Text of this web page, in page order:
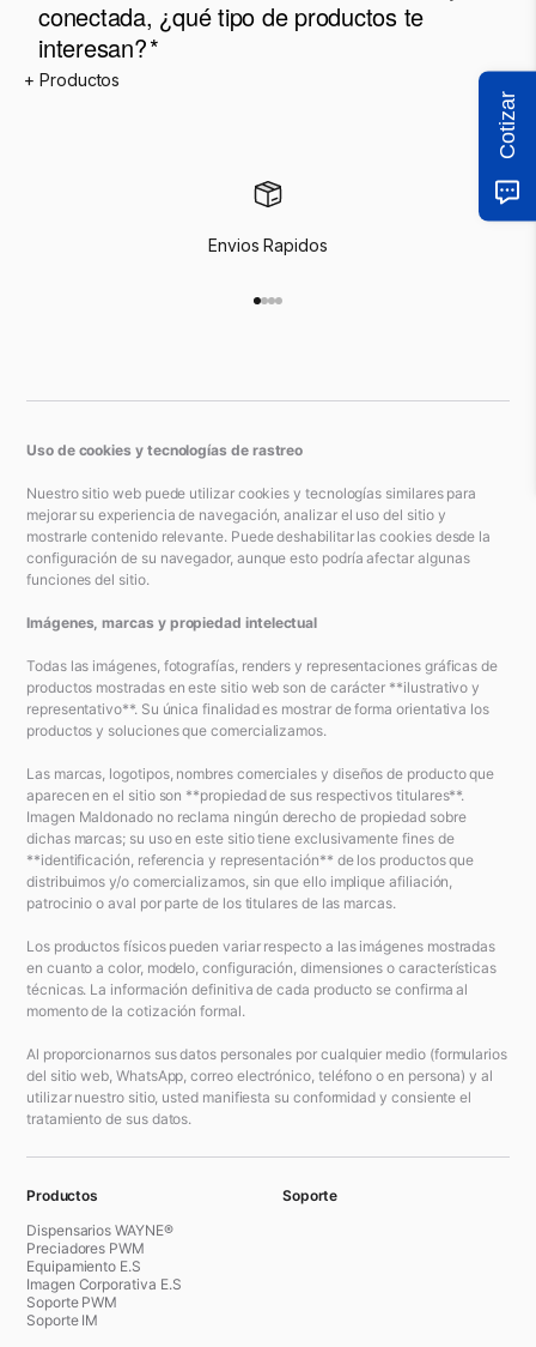
Envios Rapidos
Uso de cookies y tecnologías de rastreo
Nuestro sitio web puede utilizar cookies y tecnologías similares para
mejorar su experiencia de navegación, analizar el uso del sitio y
mostrarle contenido relevante. Puede deshabilitar las cookies desde la
configuración de su navegador, aunque esto podría afectar algunas
funciones del sitio.
Imágenes, marcas y propiedad intelectual
Todas las imágenes, fotografías, renders y representaciones gráficas de
productos mostradas en este sitio web son de carácter **ilustrativo y
representativo**. Su única finalidad es mostrar de forma orientativa los
productos y soluciones que comercializamos.
Las marcas, logotipos, nombres comerciales y diseños de producto que
aparecen en el sitio son **propiedad de sus respectivos titulares**.
Imagen Maldonado no reclama ningún derecho de propiedad sobre
dichas marcas; su uso en este sitio tiene exclusivamente fines de
**identificación, referencia y representación** de los productos que
distribuimos y/o comercializamos, sin que ello implique afiliación,
patrocinio o aval por parte de los titulares de las marcas.
Los productos físicos pueden variar respecto a las imágenes mostradas
en cuanto a color, modelo, configuración, dimensiones o características
técnicas. La información definitiva de cada producto se confirma al
momento de la cotización formal.
Al proporcionarnos sus datos personales por cualquier medio (formularios
del sitio web, WhatsApp, correo electrónico, teléfono o en persona) y al
utilizar nuestro sitio, usted manifiesta su conformidad y consiente el
tratamiento de sus datos.
Productos
Dispensarios WAYNE®
Preciadores PWM
Equipamiento E.S
Imagen Corporativa E.S
Soporte PWM
Soporte IM
Soporte
Cotizar